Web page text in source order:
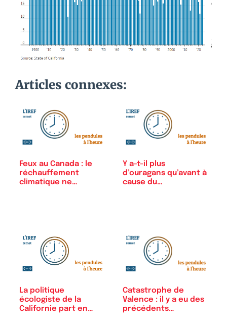
Articles connexes:
Feux au Canada : le
réchauffement
climatique ne…
Y a-t-il plus
d’ouragans qu’avant à
cause du…
La politique
écologiste de la
Californie part en
Catastrophe de
Valence : il y a eu des
précédents…